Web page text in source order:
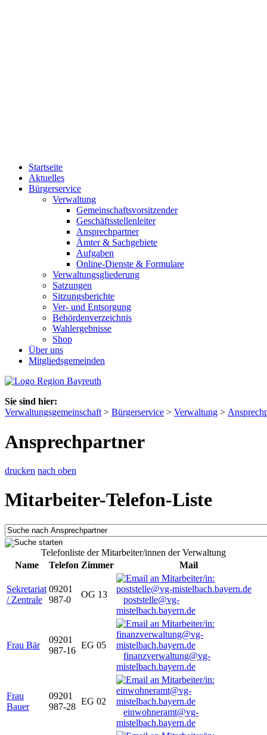
Startseite
Aktuelles
Bürgerservice
Verwaltung
Gemeinschaftsvorsitzender
Geschäftsstellenleiter
Ansprechpartner
Ämter & Sachgebiete
Aufgaben
Online-Dienste & Formulare
Verwaltungsgliederung
Satzungen
Sitzungsberichte
Ver- und Entsorgung
Behördenverzeichnis
Wahlergebnisse
Shop
Über uns
Mitgliedsgemeinden
Sie sind hier:
Verwaltungsgemeinschaft > Bürgerservice > Verwaltung >
Ansprechpartner
drucken nach oben
Mitarbeiter-Telefon-Liste
Telefonliste der Mitarbeiter/innen der Verwaltung
Name
Telefon Zimmer Mail
Sekretariat
/ Zentrale
09201
987-0
OG 13
poststelle@vg-
mistelbach.bayern.de
Frau Bär
09201
987-16
EG 05
finanzverwaltung@vg-
mistelbach.bayern.de
Frau
Bauer
09201
987-28
EG 02
einwohneramt@vg-
mistelbach.bayern.de